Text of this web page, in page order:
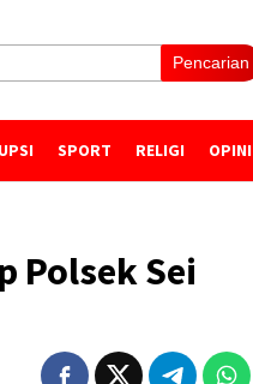
Pencarian
SPORT RELIGI OPINI
Polsek Sei